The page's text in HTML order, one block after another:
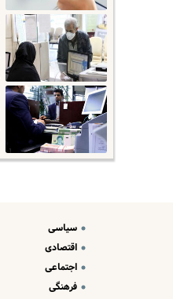
سیاسی
اقتصادی
اجتماعی
فرهنگی